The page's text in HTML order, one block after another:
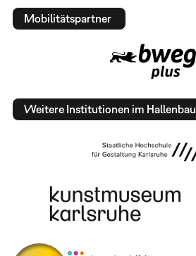
Mobilitätspartner
Weitere Institutionen im Hallenbau